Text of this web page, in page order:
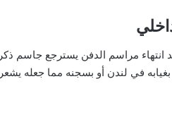
انتهاء مراسم الدفن يسترجع جاسم
في لندن أو بسجنه مما جعله